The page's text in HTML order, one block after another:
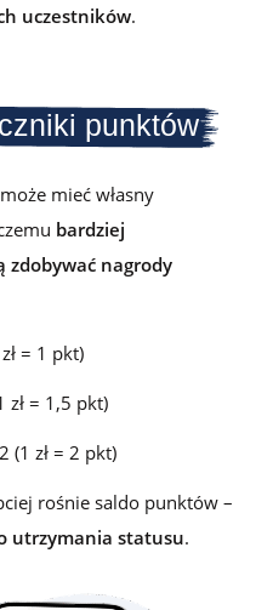
uczestników.
punktów
mieć własny
bardziej
zdobywać nagrody
= 1 pkt)
zł = 1,5 pkt)
(1 zł = 2 pkt)
rośnie saldo punktów –
utrzymania statusu.